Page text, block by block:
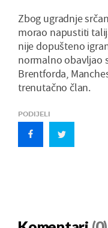
Zbog ugradnje
morao napustiti
nije dopušteno
normalno obavljao
Brentforda,
trenutačno član.
PODIJELI